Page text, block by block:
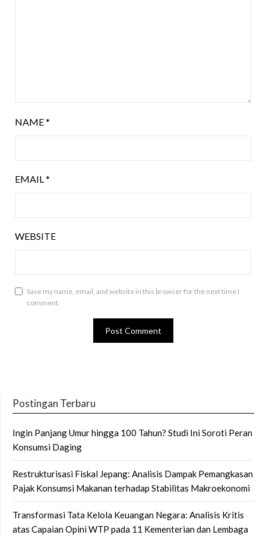
NAME*
EMAIL*
WEBSITE
Save my name, email, and website in this browser for the next time I
comment.
Postingan Terbaru
Ingin Panjang Umur hingga 100 Tahun? Studi Ini Soroti Peran
Konsumsi Daging
Restrukturisasi Fiskal Jepang: Analisis Dampak Pemangkasan
Pajak Konsumsi Makanan terhadap Stabilitas Makroekonomi
Transformasi Tata Kelola Keuangan Negara: Analisis Kritis
atas Capaian Opini WTP pada 11 Kementerian dan Lembaga